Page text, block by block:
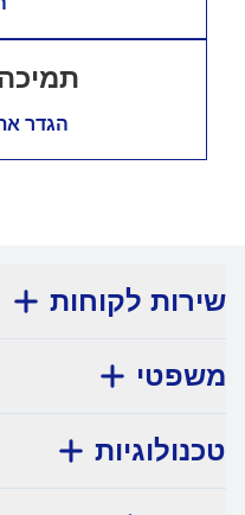
הגדר
שירות לקוחות
משפטי
טכנולוגיות